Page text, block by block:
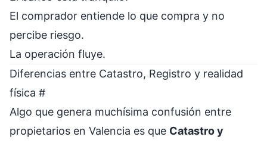
El comprador entiende lo que compra y no
percibe riesgo.
La operación fluye.
Diferencias entre Catastro, Registro y realidad
física #
Algo que genera muchísima confusión entre
propietarios en Valencia es que Catastro y